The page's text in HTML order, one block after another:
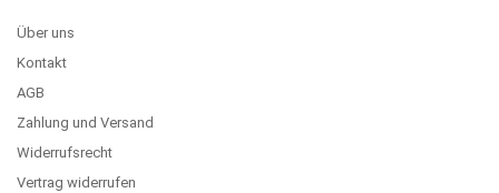
Über uns
Kontakt
AGB
Zahlung und Versand
Widerrufsrecht
Vertrag widerrufen